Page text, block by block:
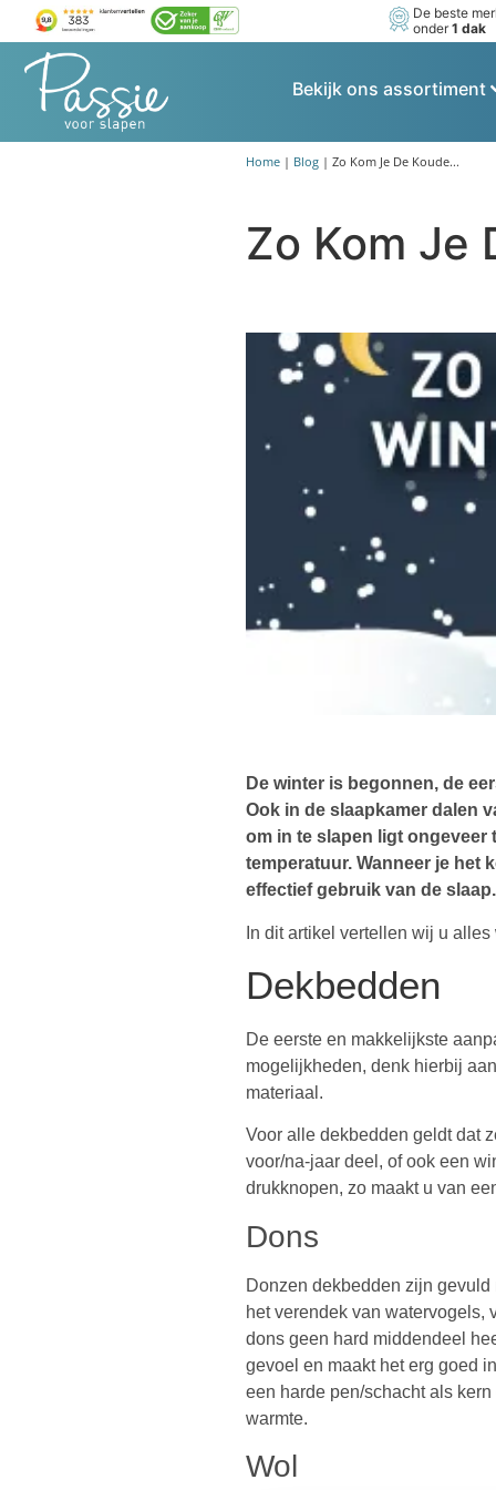
De beste
onder1 dak
Bekijk ons assortiment
Home | Blog | Zo Kom Je De Koude...
Zo Kom Je
De winter is begonnen, de
Ook in de slaapkamer dalen
om in te slapen ligt ongeveer
temperatuur. Wanneer je het
effectief gebruik van de slaap.
In dit artikel vertellen wij u
Dekbedden
De eerste en makkelijkste
mogelijkheden, denk hierbij
materiaal.
Voor alle dekbedden geldt dat
voor/na-jaar deel, of ook een
drukknopen, zo maakt u van
Dons
Donzen dekbedden zijn
het verendek van watervogels,
dons geen hard middendeel
gevoel en maakt het erg goed
een harde pen/schacht als
warmte.
Wol